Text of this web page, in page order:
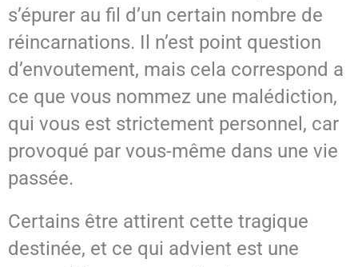
s’épurer au fil d’un certain nombre de
réincarnations. Il n’est point question
d’envoutement, mais cela correspond a
ce que vous nommez une malédiction,
qui vous est strictement personnel, car
provoqué par vous-même dans une vie
passée.
Certains être attirent cette tragique
destinée, et ce qui advient est une